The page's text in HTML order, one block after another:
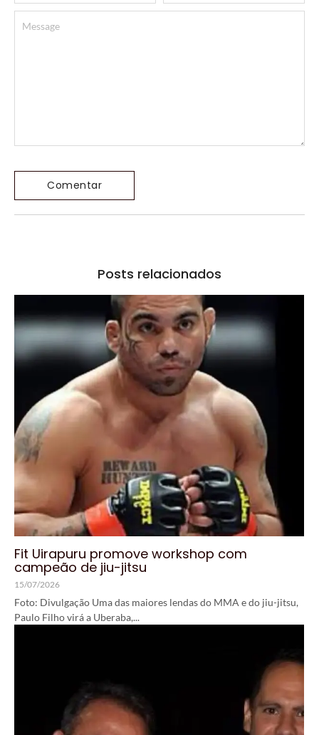
Posts relacionados
Fit Uirapuru promove workshop com
campeão de jiu-jitsu
15/07/2026
Foto: Divulgação Uma das maiores lendas do MMA e do jiu-jitsu,
Paulo Filho virá a Uberaba,...